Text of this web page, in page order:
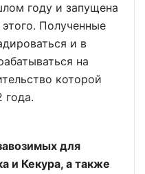
году и запущена
Полученные
и в
на
которой
года.
для
и Кекура, а также